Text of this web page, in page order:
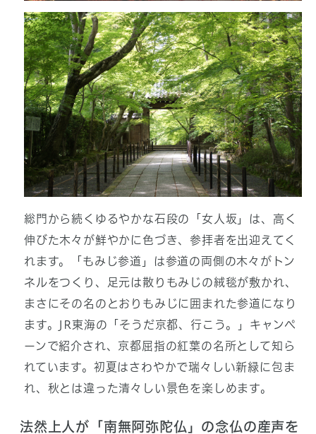
総門から続くゆるやかな石段の「女人坂」は、高く
伸びた木々が鮮やかに色づき、参拝者を出迎えてく
れます。「もみじ参道」は参道の両側の木々がトン
ネルをつくり、足元は散りもみじの絨毯が敷かれ、
まさにその名のとおりもみじに囲まれた参道になり
ます。JR東海の「そうだ京都、行こう。」キャンペ
ーンで紹介され、京都屈指の紅葉の名所として知ら
れています。初夏はさわやかで瑞々しい新緑に包ま
れ、秋とは違った清々しい景色を楽しめます。
法然上人が「南無阿弥陀仏」の念仏の産声を